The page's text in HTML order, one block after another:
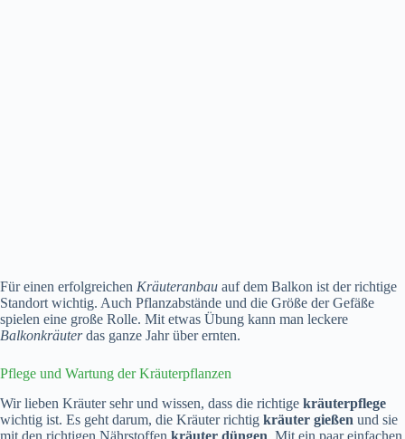
Für einen erfolgreichen Kräuteranbau auf dem Balkon ist der richtige
Standort wichtig. Auch Pflanzabstände und die Größe der Gefäße
spielen eine große Rolle. Mit etwas Übung kann man leckere
Balkonkräuterdas ganze Jahr über ernten.
Pflege und Wartung der Kräuterpflanzen
Wir lieben Kräuter sehr und wissen, dass die richtige kräuterpflege
wichtig ist. Es geht darum, die Kräuter richtig kräuter gießen und sie